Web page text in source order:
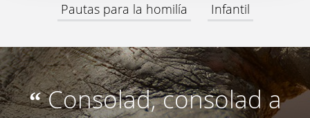
Pautas para la homilía Infantil
“Consolad, consolad a